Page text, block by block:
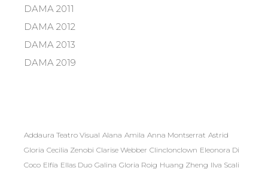
DAMA 2011
DAMA 2012
DAMA 2013
DAMA 2019
Addaura Teatro Visual Alana Amila Anna Montserrat Astrid
Gloria Cecilia Zenobi Clarise Webber Clinclonclown Eleonora Di
Coco Elfía Ellas Duo Galina Gloria Roig Huang Zheng Ilva Scali